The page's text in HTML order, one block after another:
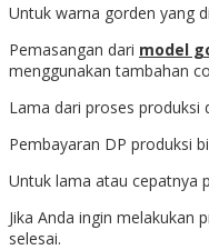
Untuk warna gorden yang
Pemasangan dari model
menggunakan tambahan
Lama dari proses produksi
Pembayaran DP produksi
Untuk lama atau cepatnya
Jika Anda ingin
selesai.